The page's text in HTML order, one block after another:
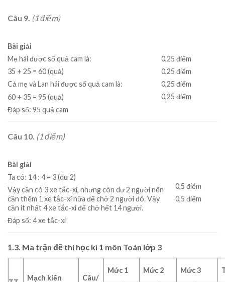
Câu 9. (1 điểm)
Bài giải
Mẹ hái được số quả cam là:
35 + 25 = 60 (quả)
Cả mẹ và Lan hái được số quả cam là:
60 + 35 = 95 (quả)
Đáp số: 95 quả cam
0,25 điểm
0,25 điểm
0,25 điểm
0,25 điểm
Câu 10. (1 điểm)
Bài giải
Ta có: 14 : 4 = 3 (dư 2)
Vậy cần có 3 xe tắc-xi, nhưng còn dư 2 người nên
cần thêm 1 xe tắc-xi nữa để chở 2 người đó. Vậy
cần ít nhất 4 xe tắc-xi để chở hết 14 người.
Đáp số: 4 xe tắc-xi
0,5 điểm
0,5 điểm
1.3. Ma trận đề thi học kì 1 môn Toán lớp 3
Mạch kiến
Câu/
Mức 1 Mức 2 Mức 3